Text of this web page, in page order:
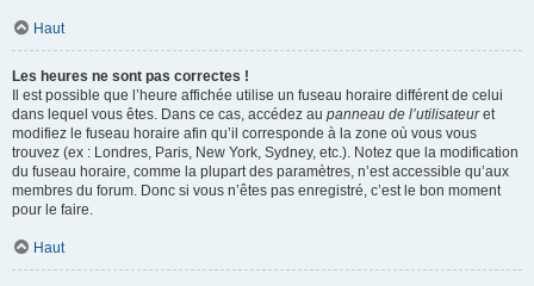
Haut
Les heures ne sont pas correctes !
Il est possible que l’heure affichée utilise un fuseau horaire différent de celui
dans lequel vous êtes. Dans ce cas, accédez au panneau de l’utilisateuret
modifiez le fuseau horaire afin qu’il corresponde à la zone où vous vous
trouvez (ex : Londres, Paris, New York, Sydney, etc.). Notez que la modification
du fuseau horaire, comme la plupart des paramètres, n’est accessible qu’aux
membres du forum. Donc si vous n’êtes pas enregistré, c’est le bon moment
pour le faire.
Haut